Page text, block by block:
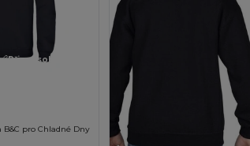
Přizpůsobte si to!
pro Chladné Dny